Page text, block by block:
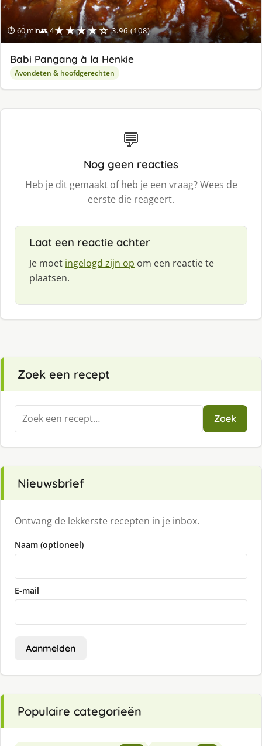
⏱ 60 min👥 4★★★★☆ 3.96 (108)
Babi Pangang à la Henkie
Avondeten & hoofdgerechten
💬
Nog geen reacties
Heb je dit gemaakt of heb je een vraag? Wees de
eerste die reageert.
Laat een reactie achter
Je moet ingelogd zijn op om een reactie te
plaatsen.
Zoek een recept
Zoeken
naar:
Zoek
Nieuwsbrief
Ontvang de lekkerste recepten in je inbox.
Naam (optioneel)
E-mail
Aanmelden
Populaire categorieën